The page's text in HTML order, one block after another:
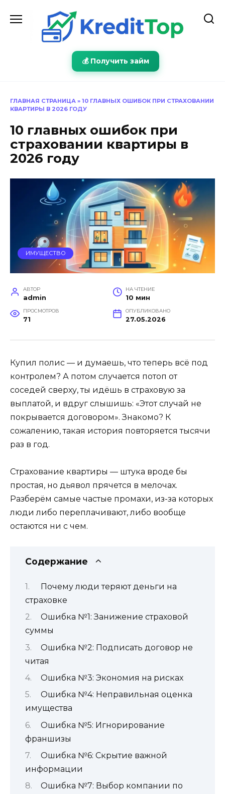
содержанию
💰 Получить займ
ГЛАВНАЯ СТРАНИЦА » 10 ГЛАВНЫХ ОШИБОК ПРИ СТРАХОВАНИИ
КВАРТИРЫ В 2026 ГОДУ
10 главных ошибок при
страховании квартиры в
2026 году
ИМУЩЕСТВО
АВТОР
admin
НА ЧТЕНИЕ
10 мин
ПРОСМОТРОВ
71
ОПУБЛИКОВАНО
27.05.2026
Купил полис — и думаешь, что теперь всё под
контролем? А потом случается потоп от
соседей сверху, ты идёшь в страховую за
выплатой, и вдруг слышишь: «Этот случай не
покрывается договором». Знакомо? К
сожалению, такая история повторяется тысячи
раз в год.
Страхование квартиры — штука вроде бы
простая, но дьявол прячется в мелочах.
Разберём самые частые промахи, из-за которых
люди либо переплачивают, либо вообще
остаются ни с чем.
Содержание
Почему люди теряют деньги на
страховке
Ошибка №1: Занижение страховой
суммы
Ошибка №2: Подписать договор не
читая
Ошибка №3: Экономия на рисках
Ошибка №4: Неправильная оценка
имущества
Ошибка №5: Игнорирование
франшизы
Ошибка №6: Скрытие важной
информации
Ошибка №7: Выбор компании по